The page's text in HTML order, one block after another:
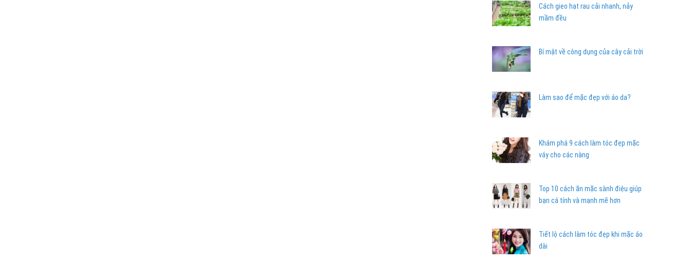
Cách gieo hạt rau cải nhanh, nảy
mầm đều
Bí mật về công dụng của cây cải trời
Làm sao để mặc đẹp với áo da?
Khám phá 9 cách làm tóc đẹp mặc
váy cho các nàng
Top 10 cách ăn mặc sành điệu giúp
bạn cá tính và mạnh mẽ hơn
Tiết lộ cách làm tóc đẹp khi mặc áo
dài